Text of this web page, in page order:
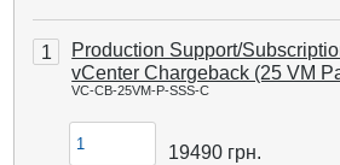
1
Production Support/
vCenter Chargeback (25 VM
VC-CB-25VM-P-SSS-C
19490 грн.